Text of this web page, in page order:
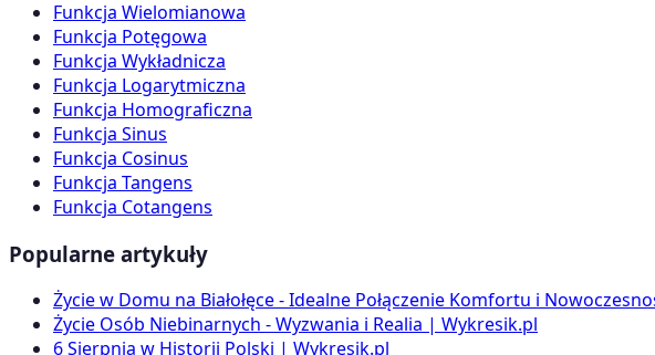
Funkcja Wielomianowa
Funkcja Potęgowa
Funkcja Wykładnicza
Funkcja Logarytmiczna
Funkcja Homograficzna
Funkcja Sinus
Funkcja Cosinus
Funkcja Tangens
Funkcja Cotangens
Popularne artykuły
Życie w Domu na Białołęce - Idealne Połączenie Komfortu i
Życie Osób Niebinarnych - Wyzwania i Realia | Wykresik.pl
6 Sierpnia w Historii Polski | Wykresik.pl